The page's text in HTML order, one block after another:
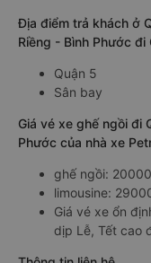
Địa điểm trả khách ở
Riềng - Bình Phước đi
Quận 5
Sân bay
Giá vé xe ghế ngồi đi
Phước của nhà xe
ghế ngồi:
limousine:
Giá vé xe ổn
dịp Lễ, Tết cao